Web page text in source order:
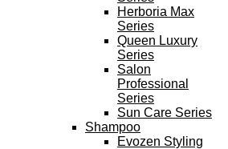
Herboria Max
Series
Queen Luxury
Series
Salon
Professional
Series
Sun Care Series
Shampoo
Evozen Styling